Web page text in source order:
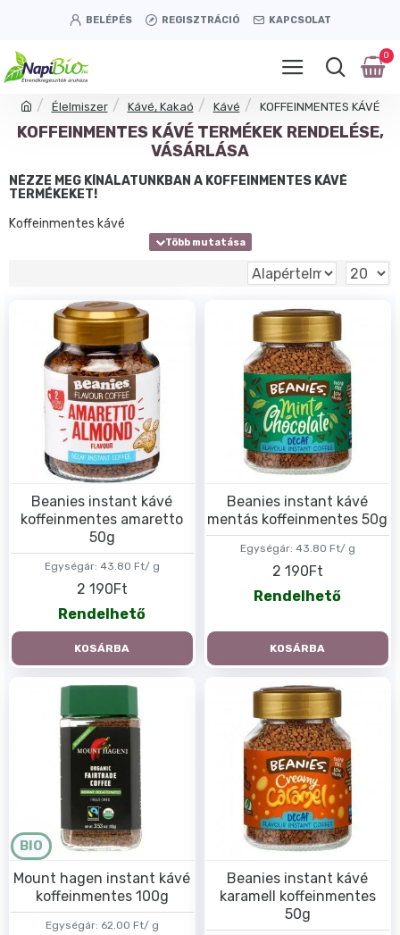
BELÉPÉS REGISZTRÁCIÓ KAPCSOLAT
0
Élelmiszer Kávé, Kakaó Kávé KOFFEINMENTES KÁVÉ
KOFFEINMENTES KÁVÉ TERMÉKEK RENDELÉSE,
VÁSÁRLÁSA
NÉZZE MEG KÍNÁLATUNKBAN A KOFFEINMENTES KÁVÉ
TERMÉKEKET!
Koffeinmentes kávé
Egységár: 43.80 Ft/ g
Beanies instant kávé
koffeinmentes amaretto
50g
2 190Ft
Rendelhető
KOSÁRBA
Egységár: 43.80 Ft/ g
Beanies instant kávé
mentás koffeinmentes 50g
2 190Ft
Rendelhető
KOSÁRBA
BIO
Egységár: 62.00 Ft/ g
Mount hagen instant kávé
koffeinmentes 100g
Beanies instant kávé
karamell koffeinmentes
50g